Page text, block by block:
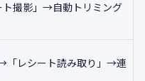
撮影」→自動トリミング
「レシート読み取り」→連